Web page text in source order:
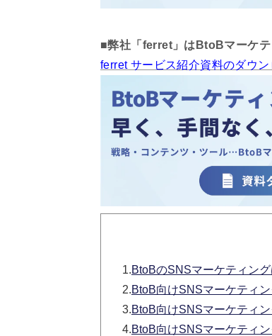
■弊社「ferret」はBtoBマーケテ
ferret サービス紹介資料のダウ
1.BtoBのSNSマーケティン
2.BtoB向けSNSマーケティ
3.BtoB向けSNSマーケティ
4.BtoB向けSNSマーケティ